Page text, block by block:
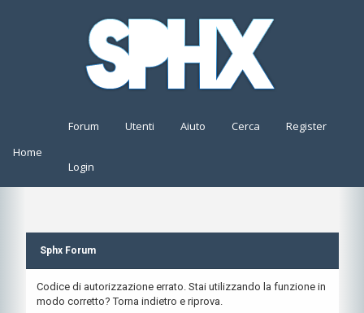
Home
Forum Utenti Aiuto Cerca Register
Login
Sphx Forum
Codice di autorizzazione errato. Stai utilizzando la funzione in
modo corretto? Torna indietro e riprova.